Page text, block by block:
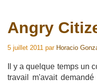
Angry
5 juillet 2011 par Horacio
Il y a quelque temps un
travail m'avait demandé